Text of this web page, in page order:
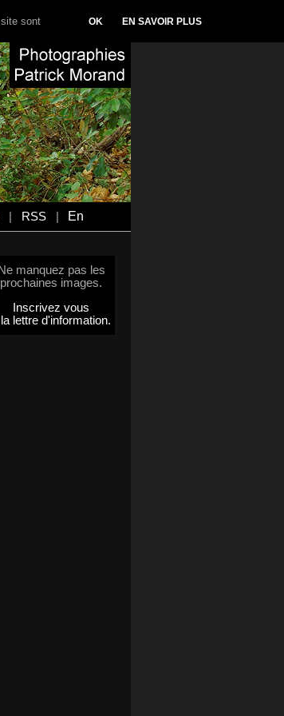
RSS En
Ne manquez pas les
prochaines images.
Inscrivez vous
lettre d'information.
sont
OK EN SAVOIR PLUS